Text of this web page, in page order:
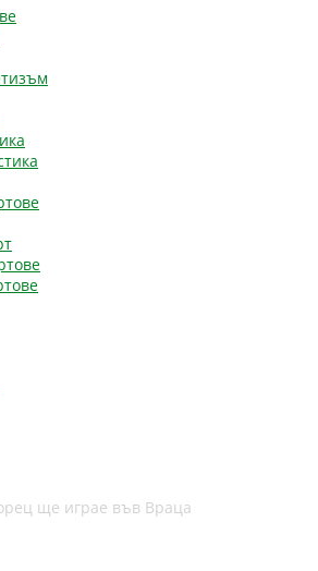
ще играе във Враца